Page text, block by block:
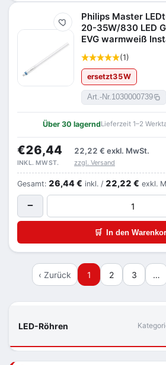
LED-Röhren
Merken
Philips Master
20-35W/830 LED
EVG warmweiß
(1)
ersetzt35W
Art.-Nr.1030000739
Über 30 lagerndLieferzeit 1–2
€26,44 22,22 € exkl. MwSt.
INKL. MWST. zzgl. Versand
Gesamt: 26,44 € inkl. / 22,22 € exkl.
−
🛒 In den
‹ Zurück 1 2 3 …